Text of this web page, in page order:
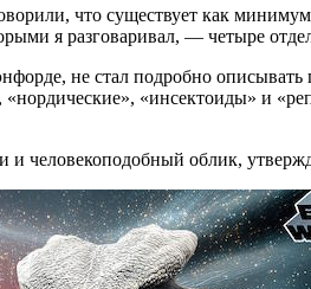
что существует как
я разговаривал, — четыре
не стал подробно
«инсектоиды» и
человекоподобный облик,